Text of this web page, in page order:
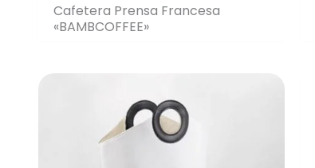
Cafetera Prensa Francesa
«BAMBCOFFEE»